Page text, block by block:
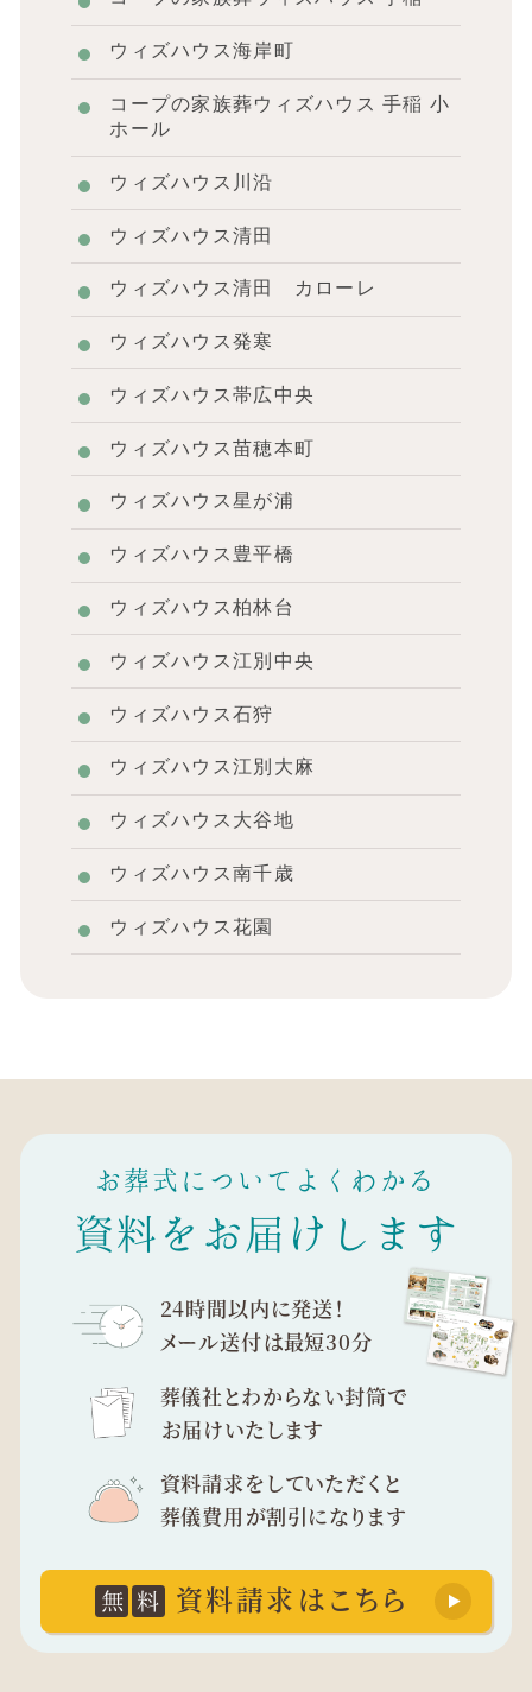
ウィズハウス海岸町
コープの家族葬ウィズハウス 手稲 小
ホール
ウィズハウス川沿
ウィズハウス清田
ウィズハウス清田 カローレ
ウィズハウス発寒
ウィズハウス帯広中央
ウィズハウス苗穂本町
ウィズハウス星が浦
ウィズハウス豊平橋
ウィズハウス柏林台
ウィズハウス江別中央
ウィズハウス石狩
ウィズハウス江別大麻
ウィズハウス大谷地
ウィズハウス南千歳
ウィズハウス花園
お葬式についてよくわかる
資料をお届けします
24時間以内に発送！
メール送付は最短30分
葬儀社とわからない封筒で
お届けいたします
資料請求をしていただくと
葬儀費用が割引になります
無 料 資料請求はこちら